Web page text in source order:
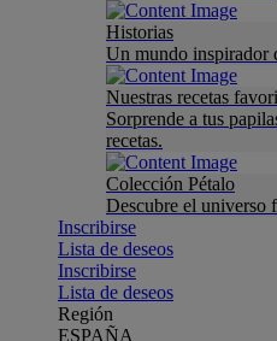
Historias
Un mundo inspirador
Nuestras recetas
Sorprende a tus
recetas.
Colección Pétalo
Descubre el universo
Inscribirse
Lista de deseos
Inscribirse
Lista de deseos
Región
ESPAÑA